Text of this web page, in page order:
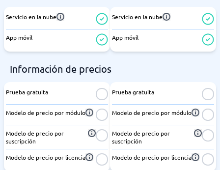
Servicio en la nube
App móvil
Servicio en la nube
App móvil
Información de precios
Prueba gratuita
Modelo de precio por módulo
Modelo de precio por
suscripción
Modelo de precio por licencia
Prueba gratuita
Modelo de precio por módulo
Modelo de precio por
suscripción
Modelo de precio por licencia